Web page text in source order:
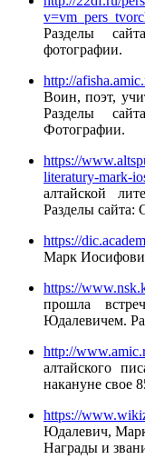
Разделы
фотографии.
http://afisha.amic.
Воин, поэт,
Разделы
Фотографии.
https://
literatury-mark-
алтайской
Разделы сайта:
https://
Марк
https://
прошла
Юдалевичем.
http://
алтайского
накануне свое
https://
Юдалевич,
Награды и